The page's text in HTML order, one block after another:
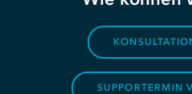
SUPPORTERMIN